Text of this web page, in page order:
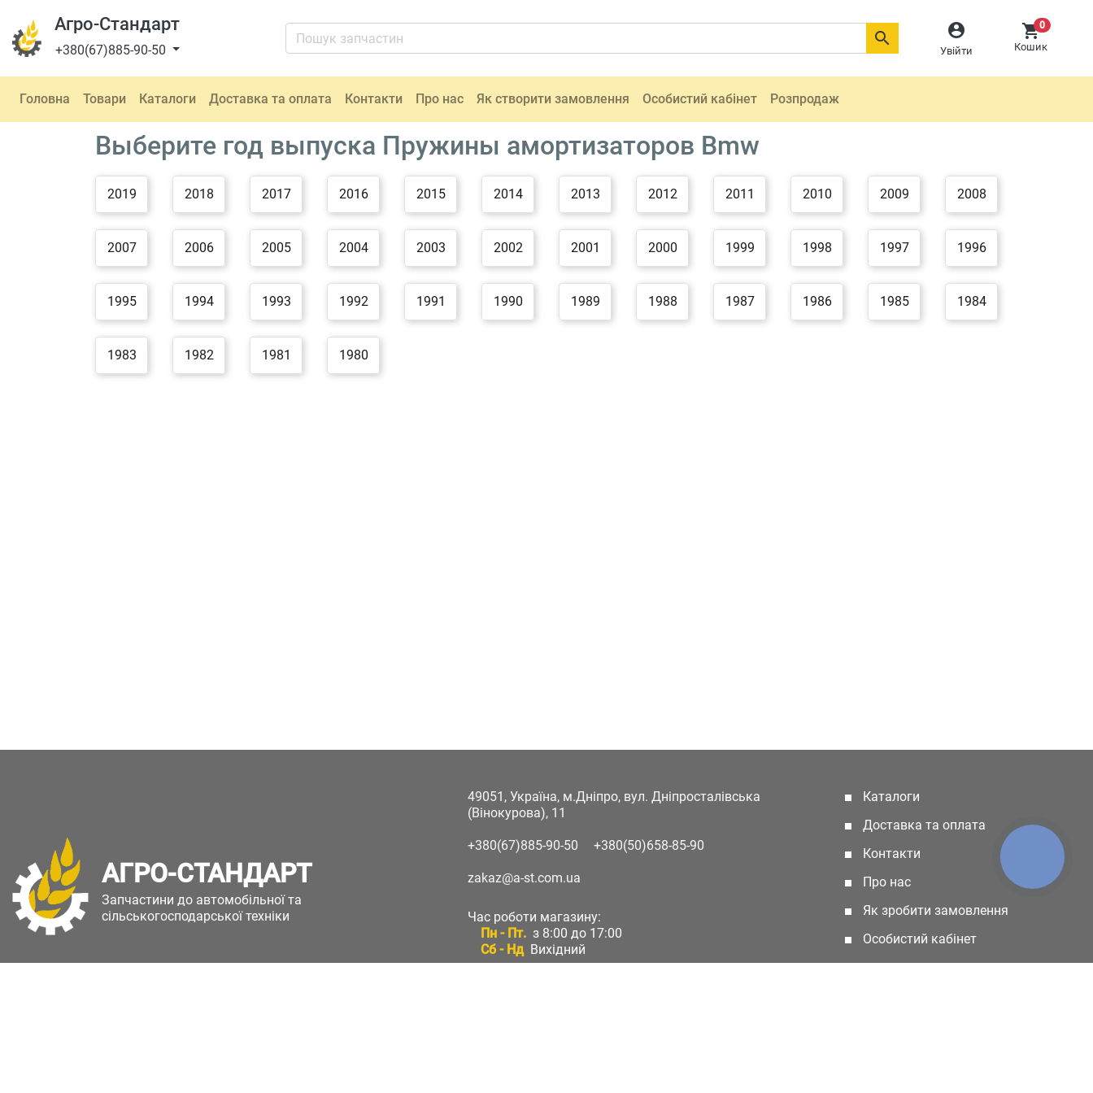
Агро-Стандарт
+380(67)885-90-50

Увійти
0
Кошик

Головна Товари Каталоги Доставка та оплата Контакти Про нас Як створити замовлення Особистий кабінет Розпродаж
Выберите год выпуска Пружины амортизаторов Bmw
2019 2018 2017 2016 2015 2014 2013 2012 2011 2010 2009 2008
2007 2006 2005 2004 2003 2002 2001 2000 1999 1998 1997 1996
1995 1994 1993 1992 1991 1990 1989 1988 1987 1986 1985 1984
1983 1982 1981 1980
АГРО-СТАНДАРТ
Запчастини до автомобільної та
сільськогосподарської техніки
49051, Україна, м.Дніпро, вул. Дніпросталівська
(Вінокурова), 11
+380(67)885-90-50 +380(50)658-85-90
zakaz@a-st.com.ua
Час роботи магазину:
Пн - Пт. з 8:00 до 17:00
Сб - Нд Вихідний
Каталоги
Доставка та оплата
Контакти
Про нас
Як зробити замовлення
Особистий кабінет